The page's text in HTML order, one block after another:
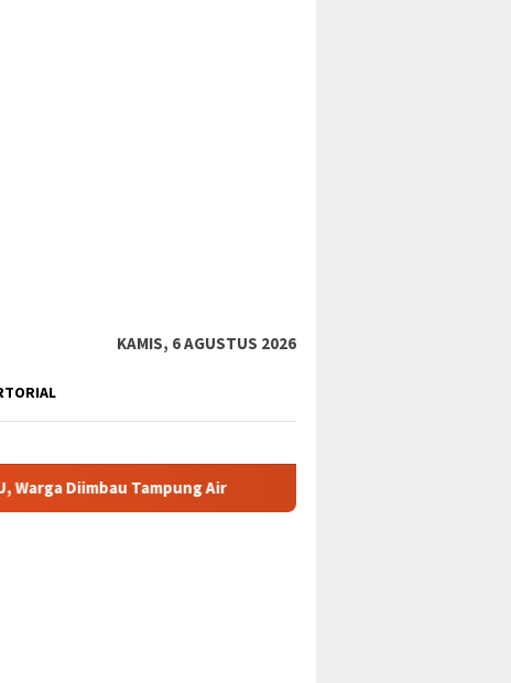
KAMIS, 6 AGUSTUS 2026
Tampung Air Pemkab Karimun minta warga tidak